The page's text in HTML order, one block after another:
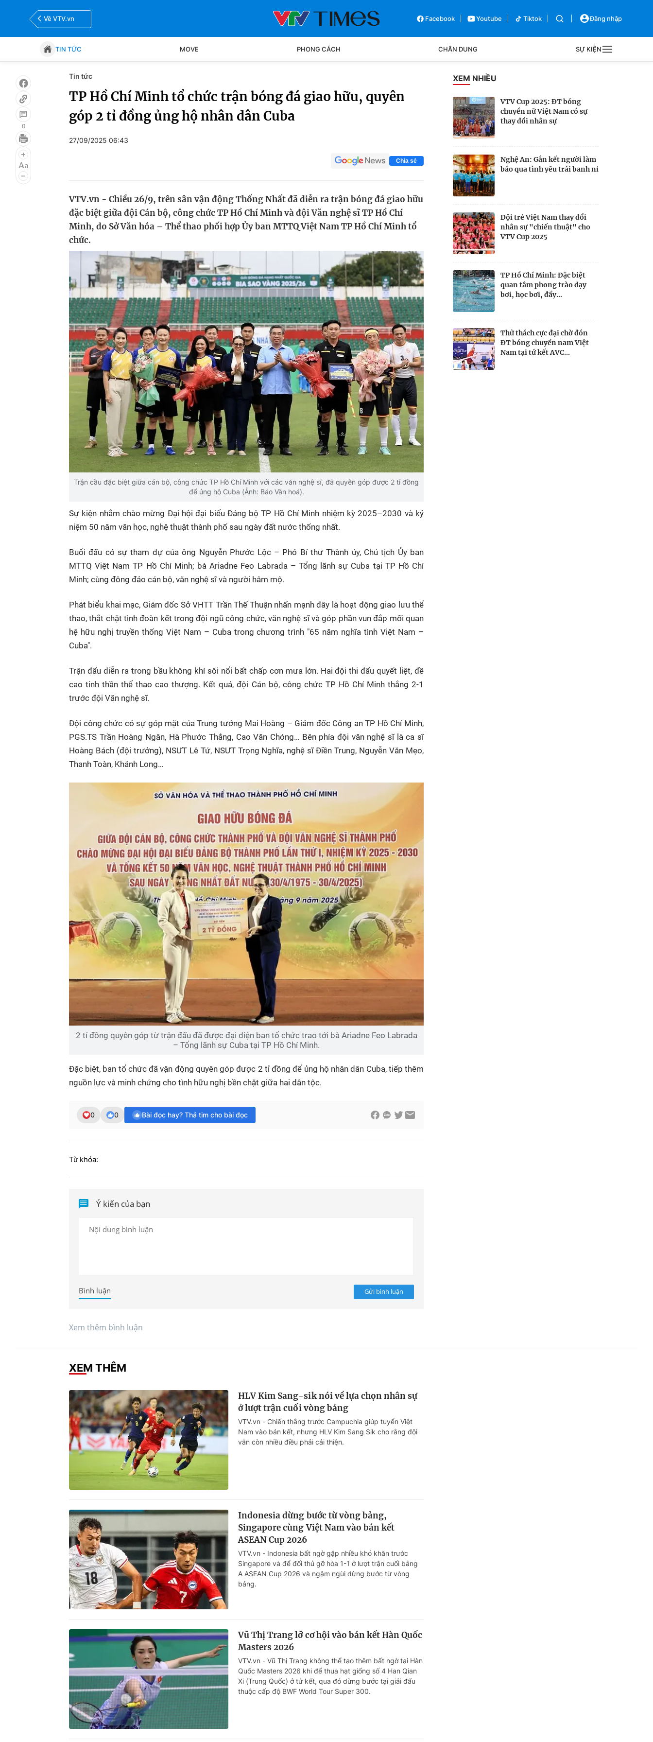
Về VTV.vn Facebook Youtube Tiktok Đăng nhập
TIN TỨC MOVE PHONG CÁCH CHÂN DUNG SỰ KIỆN
Tin tức
Bóng đá Thể thao Điện tử Các môn khác Bên lề
0
Tin tức
TP Hồ Chí Minh tổ chức trận bóng đá giao hữu, quyên
góp 2 tỉ đồng ủng hộ nhân dân Cuba
27/09/2025 06:43
Chia sẻ
VTV.vn - Chiều 26/9, trên sân vận động Thống Nhất đã diễn ra trận bóng đá giao hữu
đặc biệt giữa đội Cán bộ, công chức TP Hồ Chí Minh và đội Văn nghệ sĩ TP Hồ Chí
Minh, do Sở Văn hóa – Thể thao phối hợp Ủy ban MTTQ Việt Nam TP Hồ Chí Minh tổ
chức.
Trận cầu đặc biệt giữa cán bộ, công chức TP Hồ Chí Minh với các văn nghệ sĩ, đã quyên góp được 2 tỉ đồng
để ủng hộ Cuba (Ảnh: Báo Văn hoá).
Sự kiện nhằm chào mừng Đại hội đại biểu Đảng bộ TP Hồ Chí Minh nhiệm kỳ 2025–2030 và kỷ
niệm 50 năm văn học, nghệ thuật thành phố sau ngày đất nước thống nhất.
Buổi đấu có sự tham dự của ông Nguyễn Phước Lộc – Phó Bí thư Thành ủy, Chủ tịch Ủy ban
MTTQ Việt Nam TP Hồ Chí Minh; bà Ariadne Feo Labrada – Tổng lãnh sự Cuba tại TP Hồ Chí
Minh; cùng đông đảo cán bộ, văn nghệ sĩ và người hâm mộ.
Phát biểu khai mạc, Giám đốc Sở VHTT Trần Thế Thuận nhấn mạnh đây là hoạt động giao lưu thể
thao, thắt chặt tình đoàn kết trong đội ngũ công chức, văn nghệ sĩ và góp phần vun đắp mối quan
hệ hữu nghị truyền thống Việt Nam – Cuba trong chương trình "65 năm nghĩa tình Việt Nam –
Cuba".
Trận đấu diễn ra trong bầu không khí sôi nổi bất chấp cơn mưa lớn. Hai đội thi đấu quyết liệt, đề
cao tinh thần thể thao cao thượng. Kết quả, đội Cán bộ, công chức TP Hồ Chí Minh thắng 2-1
trước đội Văn nghệ sĩ.
Đội công chức có sự góp mặt của Trung tướng Mai Hoàng – Giám đốc Công an TP Hồ Chí Minh,
PGS.TS Trần Hoàng Ngân, Hà Phước Thắng, Cao Văn Chóng… Bên phía đội văn nghệ sĩ là ca sĩ
Hoàng Bách (đội trưởng), NSƯT Lê Tứ, NSƯT Trọng Nghĩa, nghệ sĩ Điền Trung, Nguyễn Văn Mẹo,
Thanh Toàn, Khánh Long…
2 tỉ đồng quyên góp từ trận đấu đã được đại diện ban tổ chức trao tới bà Ariadne Feo Labrada
– Tổng lãnh sự Cuba tại TP Hồ Chí Minh.
Đặc biệt, ban tổ chức đã vận động quyên góp được 2 tỉ đồng để ủng hộ nhân dân Cuba, tiếp thêm
nguồn lực và minh chứng cho tình hữu nghị bền chặt giữa hai dân tộc.
0 0 Bài đọc hay? Thả tim cho bài đọc
Từ khóa:
Ý kiến của bạn
Gửi bình luận
Bình luận
Xem thêm bình luận
XEM NHIỀU
VTV Cup 2025: ĐT bóng
chuyền nữ Việt Nam có sự
thay đổi nhân sự
Nghệ An: Gắn kết người làm
báo qua tình yêu trái banh nỉ
Đội trẻ Việt Nam thay đổi
nhân sự "chiến thuật" cho
VTV Cup 2025
TP Hồ Chí Minh: Đặc biệt
quan tâm phong trào dạy
bơi, học bơi, đẩy...
Thử thách cực đại chờ đón
ĐT bóng chuyền nam Việt
Nam tại tứ kết AVC...
XEM THÊM
HLV Kim Sang-sik nói về lựa chọn nhân sự
ở lượt trận cuối vòng bảng
VTV.vn - Chiến thắng trước Campuchia giúp tuyển Việt
Nam vào bán kết, nhưng HLV Kim Sang Sik cho rằng đội
vẫn còn nhiều điều phải cải thiện.
Indonesia dừng bước từ vòng bảng,
Singapore cùng Việt Nam vào bán kết
ASEAN Cup 2026
VTV.vn - Indonesia bất ngờ gặp nhiều khó khăn trước
Singapore và để đối thủ gỡ hòa 1-1 ở lượt trận cuối bảng
A ASEAN Cup 2026 và ngậm ngùi dừng bước từ vòng
bảng.
Vũ Thị Trang lỡ cơ hội vào bán kết Hàn Quốc
Masters 2026
VTV.vn - Vũ Thị Trang không thể tạo thêm bất ngờ tại Hàn
Quốc Masters 2026 khi để thua hạt giống số 4 Han Qian
Xi (Trung Quốc) ở tứ kết, qua đó dừng bước tại giải đấu
thuộc cấp độ BWF World Tour Super 300.